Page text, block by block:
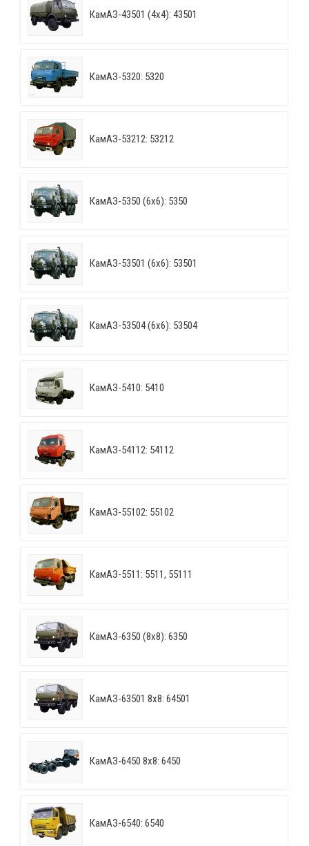
КамАЗ-43501 (4х4): 43501
КамАЗ-5320: 5320
КамАЗ-53212: 53212
КамАЗ-5350 (6х6): 5350
КамАЗ-53501 (6х6): 53501
КамАЗ-53504 (6х6): 53504
КамАЗ-5410: 5410
КамАЗ-54112: 54112
КамАЗ-55102: 55102
КамАЗ-5511: 5511, 55111
КамАЗ-6350 (8х8): 6350
КамАЗ-63501 8х8: 64501
КамАЗ-6450 8х8: 6450
КамАЗ-6540: 6540